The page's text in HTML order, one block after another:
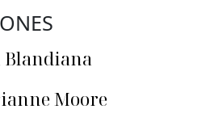
Blandiana
Moore